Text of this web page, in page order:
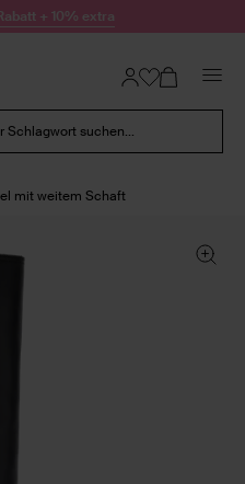
+ 10% extra
Schlagwort suchen...
mit weitem Schaft